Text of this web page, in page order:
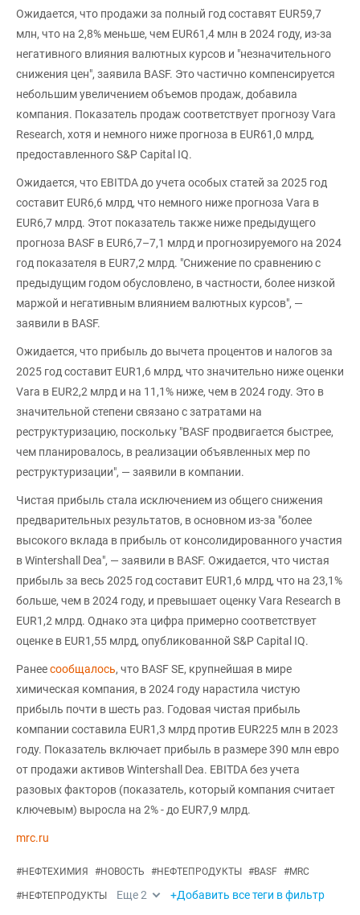
Ожидается, что продажи за полный год составят EUR59,7
млн, что на 2,8% меньше, чем EUR61,4 млн в 2024 году, из-за
негативного влияния валютных курсов и "незначительного
снижения цен", заявила BASF. Это частично компенсируется
небольшим увеличением объемов продаж, добавила
компания. Показатель продаж соответствует прогнозу Vara
Research, хотя и немного ниже прогноза в EUR61,0 млрд,
предоставленного S&P Capital IQ.
Ожидается, что EBITDA до учета особых статей за 2025 год
составит EUR6,6 млрд, что немного ниже прогноза Vara в
EUR6,7 млрд. Этот показатель также ниже предыдущего
прогноза BASF в EUR6,7–7,1 млрд и прогнозируемого на 2024
год показателя в EUR7,2 млрд. "Снижение по сравнению с
предыдущим годом обусловлено, в частности, более низкой
маржой и негативным влиянием валютных курсов", —
заявили в BASF.
Ожидается, что прибыль до вычета процентов и налогов за
2025 год составит EUR1,6 млрд, что значительно ниже оценки
Vara в EUR2,2 млрд и на 11,1% ниже, чем в 2024 году. Это в
значительной степени связано с затратами на
реструктуризацию, поскольку "BASF продвигается быстрее,
чем планировалось, в реализации объявленных мер по
реструктуризации", — заявили в компании.
Чистая прибыль стала исключением из общего снижения
предварительных результатов, в основном из-за "более
высокого вклада в прибыль от консолидированного участия
в Wintershall Dea", — заявили в BASF. Ожидается, что чистая
прибыль за весь 2025 год составит EUR1,6 млрд, что на 23,1%
больше, чем в 2024 году, и превышает оценку Vara Research в
EUR1,2 млрд. Однако эта цифра примерно соответствует
оценке в EUR1,55 млрд, опубликованной S&P Capital IQ.
Ранеесообщалось, что BASF SE, крупнейшая в мире
химическая компания, в 2024 году нарастила чистую
прибыль почти в шесть раз. Годовая чистая прибыль
компании составила EUR1,3 млрд против EUR225 млн в 2023
году. Показатель включает прибыль в размере 390 млн евро
от продажи активов Wintershall Dea. EBITDA без учета
разовых факторов (показатель, который компания считает
ключевым) выросла на 2% - до EUR7,9 млрд.
mrc.ru
#НЕФТЕХИМИЯ #НОВОСТЬ #НЕФТЕПРОДУКТЫ #BASF #MRC
#НЕФТЕПРОДУКТЫ Еще2 +Добавить все теги в фильтр